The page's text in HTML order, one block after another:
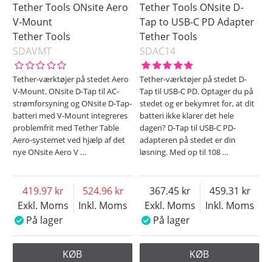
Tether Tools ONsite Aero
V-Mount
Tether Tools
SDAVMT
Tether-værktøjer på stedet Aero
V-Mount. ONsite D-Tap til AC-
strømforsyning og ONsite D-Tap-
batteri med V-Mount integreres
problemfrit med Tether Table
Aero-systemet ved hjælp af det
nye ONsite Aero V …
Exkl. Moms
419.97
Inkl. Moms
524.96
På lager
KØB
Tether Tools ONsite D-
Tap to USB-C PD Adapter
Tether Tools
SDAC14
Tether-værktøjer på stedet D-
Tap til USB-C PD. Optager du på
stedet og er bekymret for, at dit
batteri ikke klarer det hele
dagen? D-Tap til USB-C PD-
adapteren på stedet er din
løsning. Med op til 108 …
Exkl. Moms
367.45
Inkl. Moms
459.31
På lager
KØB